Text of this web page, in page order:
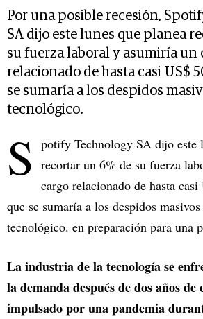
Por una posible recesión,
SA dijo este lunes que planea
su fuerza laboral y asumiría un
relacionado de hasta casi US$
se sumaría a los despidos
tecnológico.
S potify Technology SA dijo este
recortar un 6% de su fuerza
cargo relacionado de hasta
que se sumaría a los despidos
tecnológico. en preparación para una
La industria de la tecnología se
la demanda después de dos años
impulsado por una pandemia